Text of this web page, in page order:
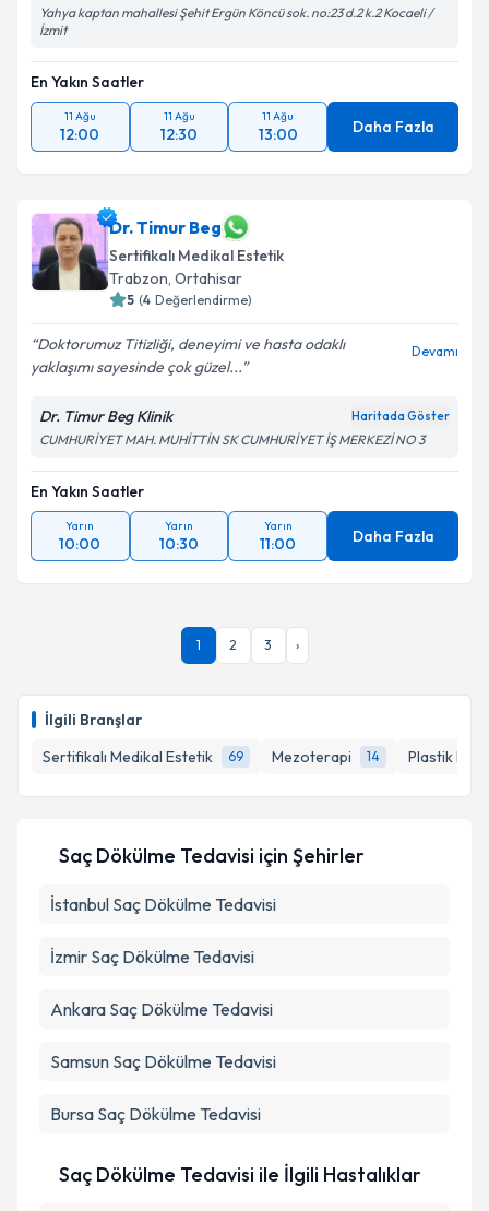
İlgili Branşlar
Sertifikalı Medikal Estetik
69 Mezoterapi 14 Plastik
Yahya kaptan mahallesi Şehit Ergün Köncü sok. no:23 d.2 k.2 Kocaeli /
İzmit
En Yakın Saatler
11 Ağu
12:00
11 Ağu
12:30
11 Ağu
13:00 Daha Fazla
Dr. Timur Beg
Sertifikalı Medikal Estetik
Trabzon, Ortahisar
5 (4 Değerlendirme)
Doktorumuz Titizliği, deneyimi ve hasta odaklı
yaklaşımı sayesinde çok güzel...
Devamı
Dr. Timur Beg Klinik Haritada Göster
CUMHURİYET MAH. MUHİTTİN SK CUMHURİYET İŞ MERKEZİ NO 3
En Yakın Saatler
Yarın
10:00
Yarın
10:30
Yarın
11:00 Daha Fazla
1 2 3 ›
Saç Dökülme Tedavisi için Şehirler
İstanbul Saç Dökülme Tedavisi
İzmir Saç Dökülme Tedavisi
Ankara Saç Dökülme Tedavisi
Samsun Saç Dökülme Tedavisi
Bursa Saç Dökülme Tedavisi
Saç Dökülme Tedavisi ile İlgili Hastalıklar